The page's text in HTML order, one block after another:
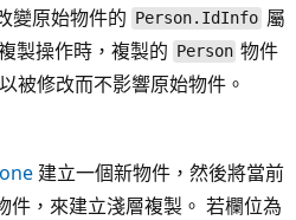
變原始物件的 Person.IdInfo 屬
製操作時，複製的 Person 物件
被修改而不影響原始物件。
建立一個新物件，然後將當前
件，來建立淺層複製。 若欄位為